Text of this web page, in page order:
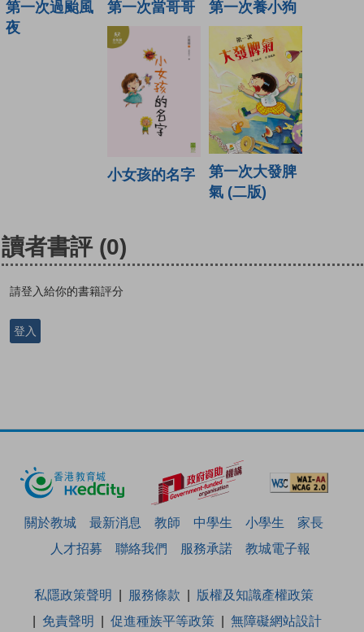
第一次過颱風
夜
第一次當哥哥 第一次養小狗
小女孩的名字
第一次大發脾
氣 (二版)
讀者書評 (0)
請登入給你的書籍評分
登入
關於教城 最新消息 教師 中學生 小學生
家長
人才招募
聯絡我們 服務承諾 教城電子報
私隱政策聲明 服務條款
版權及知識產權政策
免責聲明
促進種族平等政策 無障礙網站設計